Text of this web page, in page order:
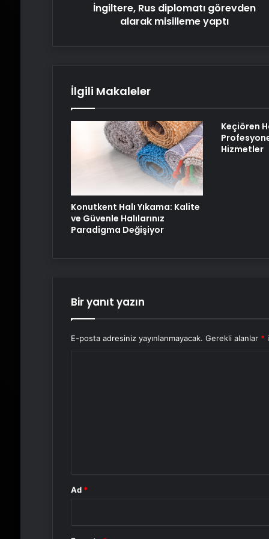
İngiltere, Rus diplomatı görevden
alarak misilleme yaptı
İlgili Makaleler
Konutkent Halı Yıkama: Kalite
ve Güvenle Halılarınız
Paradigma Değişiyor
Keçiören
Hizmetler
Bir yanıt yazın
E-posta adresiniz yayınlanmayacak. Gerekli alanlar *
Ad *